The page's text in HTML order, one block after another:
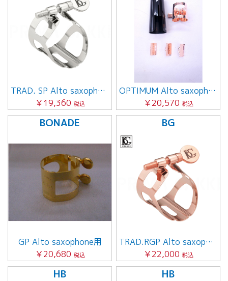
TRAD. SP Alto saxophone用
￥19,360 税込
OPTIMUM Alto saxophone用
￥20,570 税込
BONADE
GP Alto saxophone用
￥20,680 税込
BG
TRAD.RGP Alto saxophone用
￥22,000 税込
HB HB